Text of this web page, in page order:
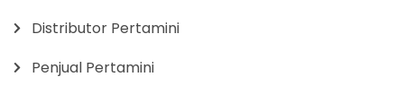
Distributor Pertamini
Penjual Pertamini